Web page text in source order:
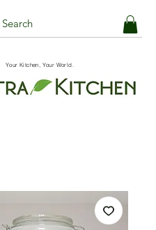
Your Kitchen, Your World.